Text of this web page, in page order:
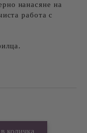
нанасяне на
работа с